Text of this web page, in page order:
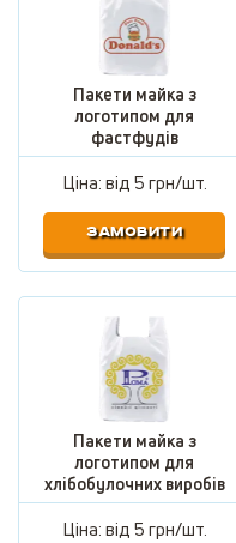
Пакети майка з
логотипом для
фастфудів
Ціна: від5 грн/шт.
ЗАМОВИТИ
Пакети майка з
логотипом для
хлібобулочних виробів
Ціна: від5 грн/шт.